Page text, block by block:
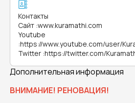
Контакты
Сайт :www.kuramathi.com
Youtube
:https://www.youtube.com/user/
Twitter :https://twitter.com/
Дополнительная информация
ВНИМАНИЕ! РЕНОВАЦИЯ!